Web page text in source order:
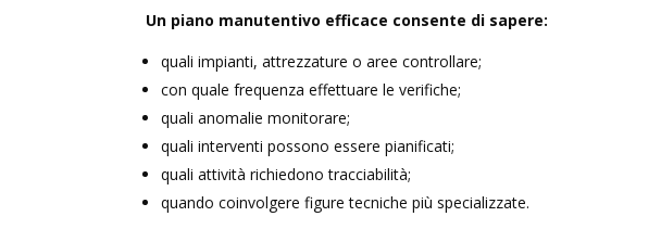
Un piano manutentivo efficace consente di sapere:
quali impianti, attrezzature o aree controllare;
con quale frequenza effettuare le verifiche;
quali anomalie monitorare;
quali interventi possono essere pianificati;
quali attività richiedono tracciabilità;
quando coinvolgere figure tecniche più specializzate.